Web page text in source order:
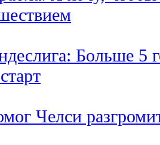
Больше 5
Челси